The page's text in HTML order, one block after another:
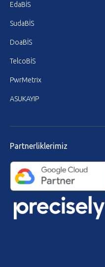
EdaBİS
SudaBİS
DoaBİS
TelcoBİS
PwrMetrix
ASUKAYIP
Partnerliklerimiz